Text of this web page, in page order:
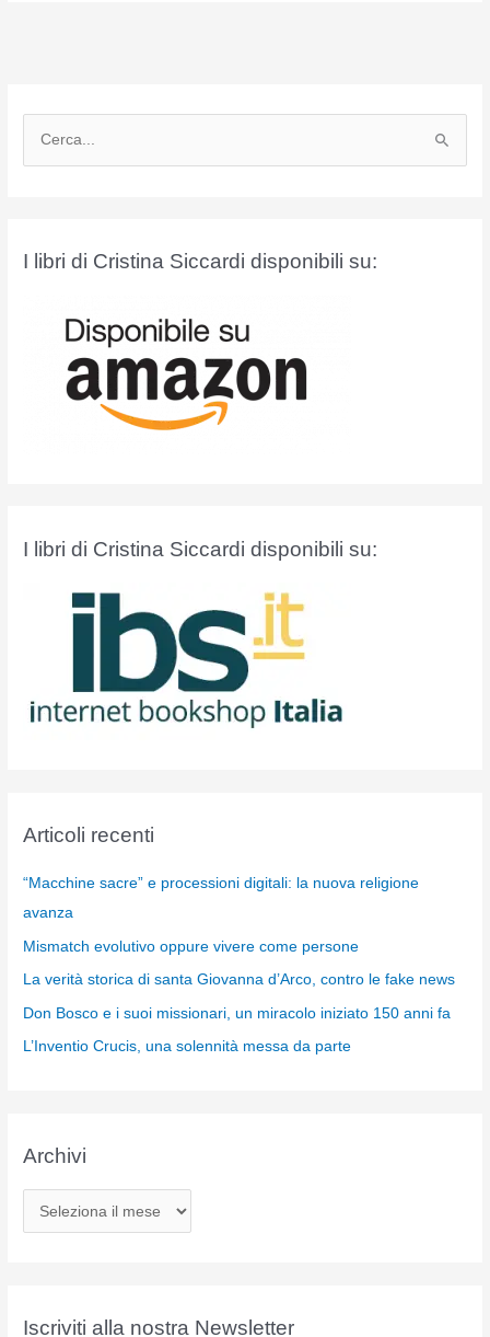
I libri di Cristina Siccardi disponibili su:
I libri di Cristina Siccardi disponibili su:
Articoli recenti
“Macchine sacre” e processioni digitali: la nuova religione
avanza
Mismatch evolutivo oppure vivere come persone
La verità storica di santa Giovanna d’Arco, contro le fake news
Don Bosco e i suoi missionari, un miracolo iniziato 150 anni fa
L’Inventio Crucis, una solennità messa da parte
Archivi
r
iIscriviti alla nostra Newsletter